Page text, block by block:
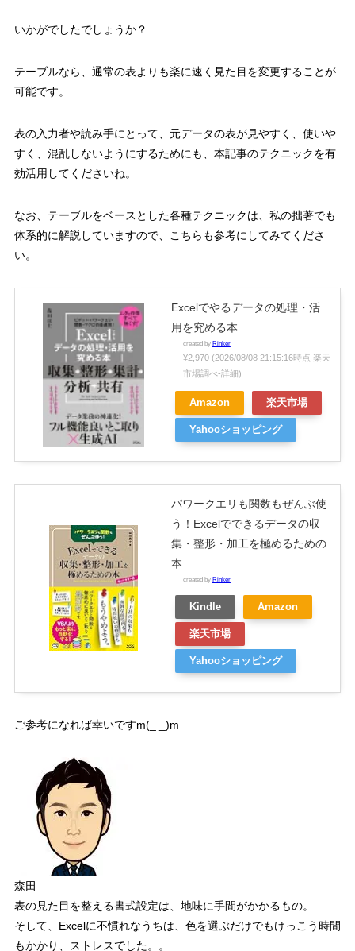
いかがでしたでしょうか？
テーブルなら、通常の表よりも楽に速く見た目を変更することが
可能です。
表の入力者や読み手にとって、元データの表が見やすく、使いや
すく、混乱しないようにするためにも、本記事のテクニックを有
効活用してくださいね。
なお、テーブルをベースとした各種テクニックは、私の拙著でも
体系的に解説していますので、こちらも参考にしてみてくださ
い。
Excelでやるデータの処理・活
用を究める本
created by Rinker
¥2,970 (2026/08/08 21:15:16時点 楽天
市場調べ-詳細)
Amazon 楽天市場
Yahooショッピング
パワークエリも関数もぜんぶ使
う！Excelでできるデータの収
集・整形・加工を極めるための
本
created by Rinker
Kindle Amazon
楽天市場
Yahooショッピング
ご参考になれば幸いですm(_ _)m
森田
表の見た目を整える書式設定は、地味に手間がかかるもの。
そして、 Excelに不慣れなうちは、色を選ぶだけでもけっこう時間
もかかり、ストレスでした。。